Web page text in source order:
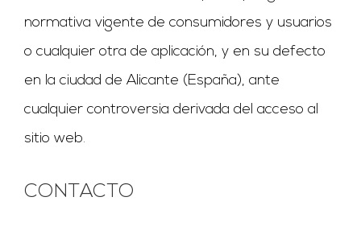
normativa vigente de consumidores y usuarios
o cualquier otra de aplicación, y en su defecto
en la ciudad de Alicante (España), ante
cualquier controversia derivada del acceso al
sitio web.
CONTACTO